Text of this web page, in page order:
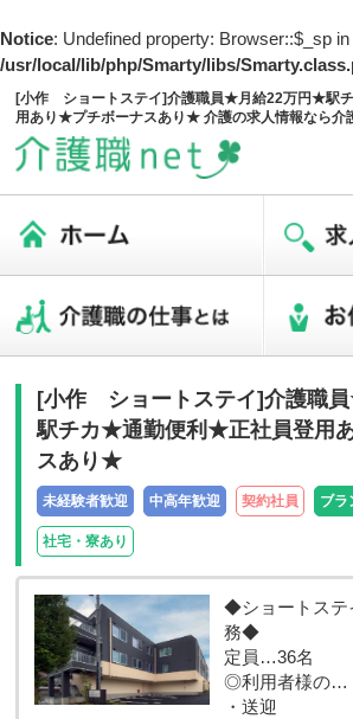
Notice: Undefined property: Browser::$_sp in
/usr/local/lib/php/Smarty/libs/
[小作 ショートステイ]介護職員★月給22万円★駅
用あり★プチボーナスあり★ 介護の求人情報なら介
[小作 ショートステイ]介護職
駅チカ★通勤便利★正社員登用
スあり★
未経験者歓迎 中高年歓迎 契約社員 ブラ
社宅・寮あり
◆ショートステ
務◆
定員…36名
◎利用者様の…
・送迎